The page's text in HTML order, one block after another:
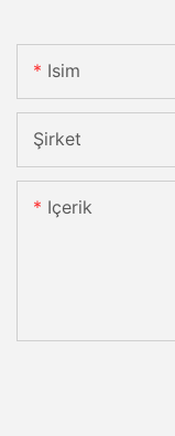
Isim
Şirket
Içerik